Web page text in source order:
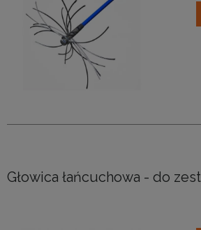
Głowica łańcuchowa - do